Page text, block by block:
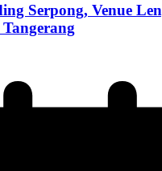
Serpong, Venue